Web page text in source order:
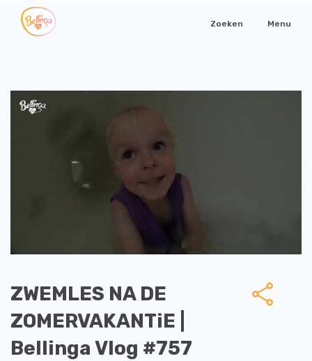
Zoeken Menu
ZWEMLES NA DE
ZOMERVAKANTiE |
Bellinga Vlog #757